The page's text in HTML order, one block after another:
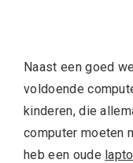
Naast een goed
voldoende
kinderen, die
computer moeten
heb een oude